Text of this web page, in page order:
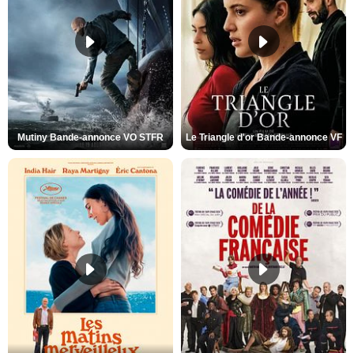
Mutiny Bande-annonce VO STFR Le Triangle d'or Bande-annonce VF